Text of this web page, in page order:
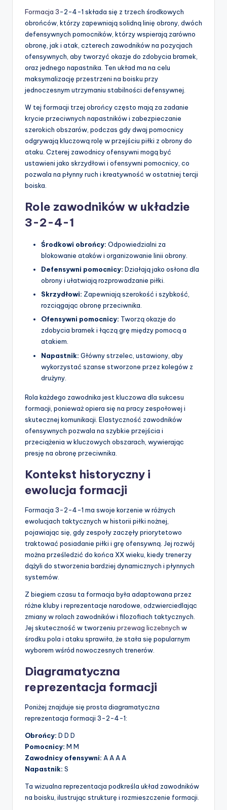
Formacja 3-2-4-1 składa się z trzech środkowych
obrońców, którzy zapewniają solidną linię obrony, dwóch
defensywnych pomocników, którzy wspierają zarówno
obronę, jak i atak, czterech zawodników na pozycjach
ofensywnych, aby tworzyć okazje do zdobycia bramek,
oraz jednego napastnika. Ten układ ma na celu
maksymalizację przestrzeni na boisku przy
jednoczesnym utrzymaniu stabilności defensywnej.
W tej formacji trzej obrońcy często mają za zadanie
krycie przeciwnych napastników i zabezpieczanie
szerokich obszarów, podczas gdy dwaj pomocnicy
odgrywają kluczową rolę w przejściu piłki z obrony do
ataku. Czterej zawodnicy ofensywni mogą być
ustawieni jako skrzydłowi i ofensywni pomocnicy, co
pozwala na płynny ruch i kreatywność w ostatniej tercji
boiska.
Role zawodników w układzie
3-2-4-1
Środkowi obrońcy: Odpowiedzialni za
blokowanie ataków i organizowanie linii obrony.
Defensywni pomocnicy: Działają jako osłona dla
obrony i ułatwiają rozprowadzanie piłki.
Skrzydłowi: Zapewniają szerokość i szybkość,
rozciągając obronę przeciwnika.
Ofensywni pomocnicy: Tworzą okazje do
zdobycia bramek i łączą grę między pomocą a
atakiem.
Napastnik: Główny strzelec, ustawiony, aby
wykorzystać szanse stworzone przez kolegów z
drużyny.
Rola każdego zawodnika jest kluczowa dla sukcesu
formacji, ponieważ opiera się na pracy zespołowej i
skutecznej komunikacji. Elastyczność zawodników
ofensywnych pozwala na szybkie przejścia i
przeciążenia w kluczowych obszarach, wywierając
presję na obronę przeciwnika.
Kontekst historyczny i
ewolucja formacji
Formacja 3-2-4-1 ma swoje korzenie w różnych
ewolucjach taktycznych w historii piłki nożnej,
pojawiając się, gdy zespoły zaczęły priorytetowo
traktować posiadanie piłki i grę ofensywną. Jej rozwój
można prześledzić do końca XX wieku, kiedy trenerzy
dążyli do stworzenia bardziej dynamicznych i płynnych
systemów.
Z biegiem czasu ta formacja była adaptowana przez
różne kluby i reprezentacje narodowe, odzwierciedlając
zmiany w rolach zawodników i filozofiach taktycznych.
Jej skuteczność w tworzeniu przewag liczebnych w
środku pola i ataku sprawiła, że stała się popularnym
wyborem wśród nowoczesnych trenerów.
Diagramatyczna
reprezentacja formacji
Poniżej znajduje się prosta diagramatyczna
reprezentacja formacji 3-2-4-1:
Obrońcy: D D D
Pomocnicy: M M
Zawodnicy ofensywni: A A A A
Napastnik: S
Ta wizualna reprezentacja podkreśla układ zawodników
na boisku, ilustrując strukturę i rozmieszczenie formacji.